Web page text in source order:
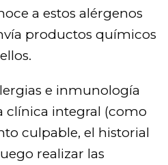
a estos alérgenos
productos químicos
e inmunología
clínica integral (como
culpable, el historial
realizar las